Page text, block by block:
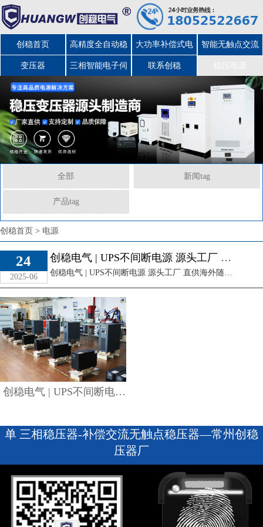
创稳首页 高精度全自动稳
压器
大功率补偿式电
力稳压器
智能无触点交流
变压器 三相智能电子伺 联系创稳
全部 新闻tag
产品tag
创稳首页 > 电源
24
2025-06
创稳电气 | UPS不间断电源 源头工厂 直供海外
创稳电气 | UPS不间断电源 源头工厂 直供海外随着工业自动化、信息化的发展，对电源设备的稳定性要求越来越高。UPS不间断电源作为保障设备持续运行的 ...
创稳电气 | UPS不间断电源 源头工厂 直供海外
创稳电气 | UPS不间断
外
查看详情
单 三相稳压器-补偿交流无触点稳压器—常州创稳
压器厂